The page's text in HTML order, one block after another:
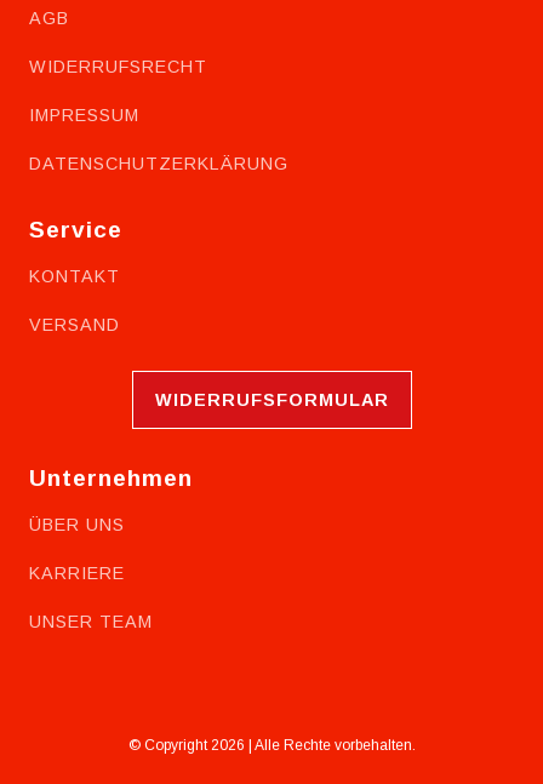
AGB
WIDERRUFSRECHT
IMPRESSUM
DATENSCHUTZERKLÄRUNG
Service
KONTAKT
VERSAND
WIDERRUFSFORMULAR
Unternehmen
ÜBER UNS
KARRIERE
UNSER TEAM
© Copyright 2026 | Alle Rechte vorbehalten.